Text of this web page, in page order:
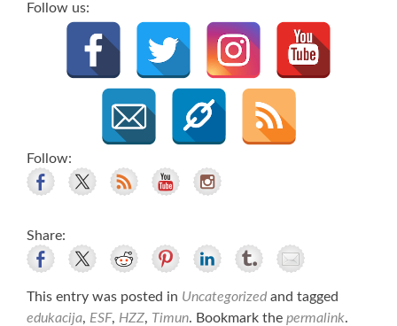
Follow us:
Follow:
Share:
This entry was posted in Uncategorized and tagged
edukacija, ESF, HZZ, Timun. Bookmark the permalink.